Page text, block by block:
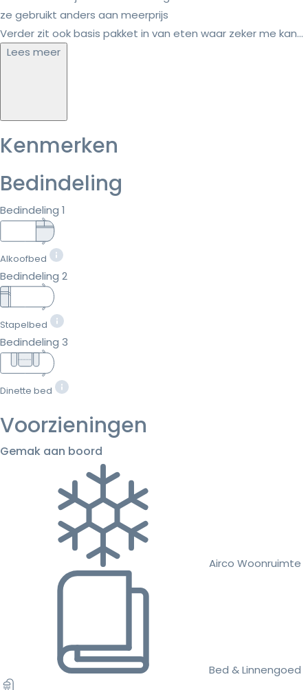
ze gebruikt anders aan meerprijs
Verder zit ook basis pakket in van eten waar zeker me kan...
Lees meer
Kenmerken
Bedindeling
Bedindeling 1
Alkoofbed
Bedindeling 2
Stapelbed
Bedindeling 3
Dinette bed
Voorzieningen
Gemak aan boord
Airco Woonruimte
Bed & Linnengoed